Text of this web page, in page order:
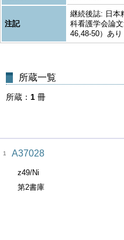
注記
継続後誌: 日本
科看護学会論
46,48-50）あり
所蔵一覧
所蔵 1 冊
1 A37028
z49/Ni
第2書庫